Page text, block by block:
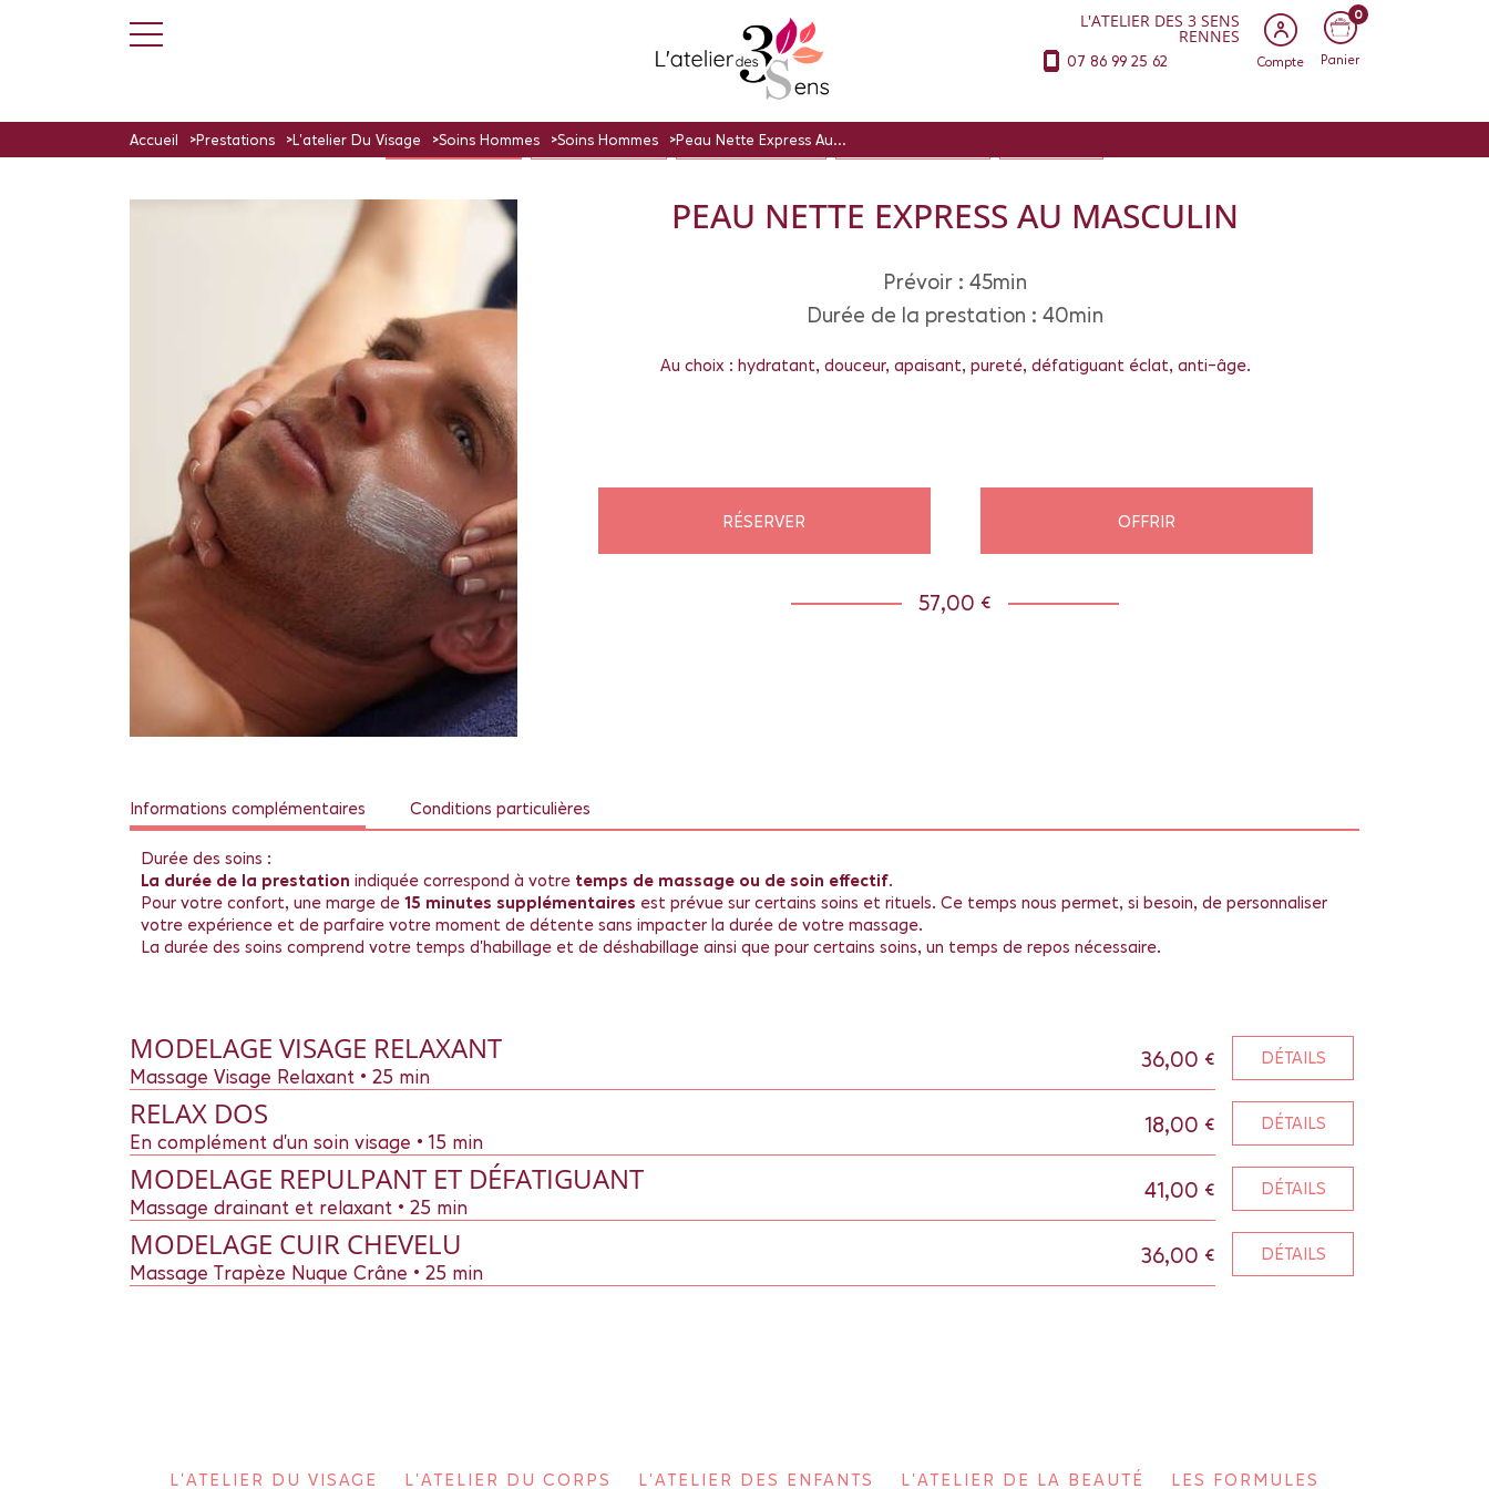
L'ATELIER DES 3 SENS
RENNES
07 86 99 25 62 Compte
0
Panier
Accueil Prestations L'atelier Du Visage Soins Hommes Soins Hommes Peau Nette Express Au...
L'ATELIER DU VISAGE L'ATELIER DU CORPS L'ATELIER DES ENFANTS L'ATELIER DE LA BEAUTÉ
PEAU NETTE EXPRESS AU MASCULIN
Prévoir : 45min
Durée de la prestation : 40min
Au choix : hydratant, douceur, apaisant, pureté, défatiguant éclat, anti-âge.
RÉSERVER OFFRIR
57,00 €
Informations complémentaires Conditions particulières
Durée des soins :
La durée de la prestation indiquée correspond à votre temps de massage ou de soin effectif.
Pour votre confort, une marge de 15 minutes supplémentaires est prévue sur certains soins et rituels. Ce temps nous permet, si besoin, de personnaliser
votre expérience et de parfaire votre moment de détente sans impacter la durée de votre massage.
La durée des soins comprend votre temps d'habillage et de déshabillage ainsi que pour certains soins, un temps de repos nécessaire.
MODELAGE VISAGE RELAXANT
Massage Visage Relaxant • 25 min
36,00 € DÉTAILS
RELAX DOS
En complément d'un soin visage • 15 min
18,00 € DÉTAILS
MODELAGE REPULPANT ET DÉFATIGUANT
Massage drainant et relaxant • 25 min
41,00 € DÉTAILS
MODELAGE CUIR CHEVELU
Massage Trapèze Nuque Crâne • 25 min
36,00 € DÉTAILS
L'ATELIER DU VISAGE L'ATELIER DU CORPS L'ATELIER DES ENFANTS L'ATELIER DE LA BEAUTÉ LES FORMULES